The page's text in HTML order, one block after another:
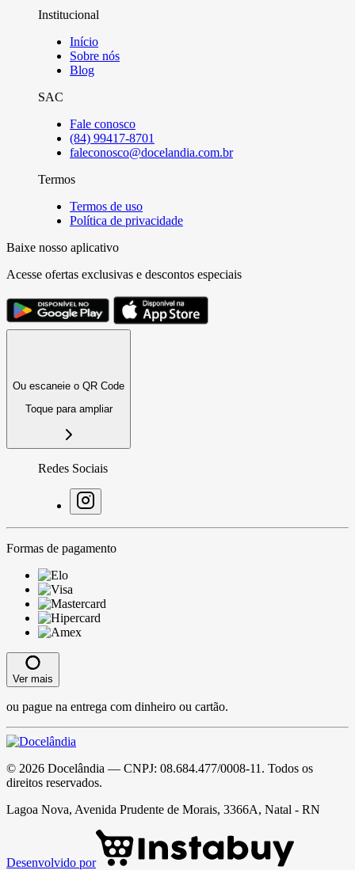
Institucional
Início
Sobre nós
Blog
SAC
Fale conosco
(84) 99417-8701
faleconosco@docelandia.com.br
Termos
Termos de uso
Política de privacidade
Baixe nosso aplicativo
Acesse ofertas exclusivas e descontos especiais
Ou escaneie o QR Code
Toque para ampliar
Redes Sociais
Formas de pagamento
Ver mais
ou pague na entrega com dinheiro ou cartão.
© 2026 Docelândia — CNPJ: 08.684.477/0008-11 . Todos os
direitos reservados.
Lagoa Nova, Avenida Prudente de Morais, 3366A, Natal - RN
Desenvolvido por